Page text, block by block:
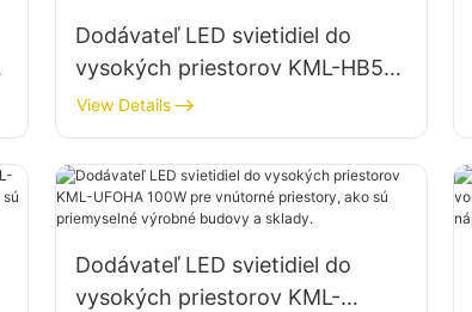
Dodávateľ LED svietidiel do
vysokých priestorov KML-HB50
s výkonom 100 W pre vnútorné
priestory v továrňach, skladoch
atď.
View Details
Dodávateľ LED svietidiel do
vysokých priestorov KML-